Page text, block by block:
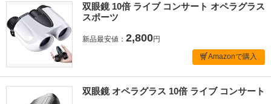
双眼鏡 10倍 ライブ コンサート オペラグラス
スポーツ
新品最安値： 2,800円
Amazonで購入
双眼鏡 オペラグラス 10倍 ライブ コンサート